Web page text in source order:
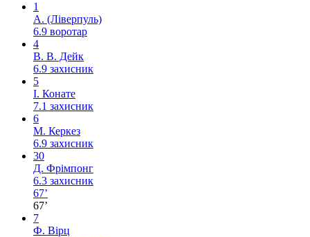
1
А. (Ліверпуль)
6.9 воротар
4
В. В. Дейк
6.9 захисник
5
І. Конате
7.1 захисник
6
М. Керкез
6.9 захисник
30
Д. Фрімпонг
6.3 захисник
67’
67’
7
Ф. Вірц